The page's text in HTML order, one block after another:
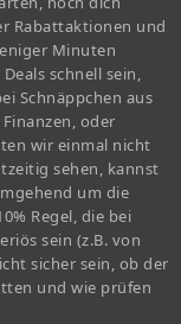
Rabattaktionen und
Minuten
schnell sein,
Schnäppchen aus
oder
wir einmal nicht
sehen, kannst
um die
Regel, die bei
sein (z.B. von
sicher sein, ob der
und wie prüfen